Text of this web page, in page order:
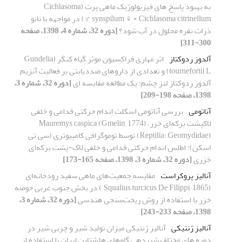
به بهبود پاسخ های فیزیولوژیک ماهی پرت (Cichlasoma
synspilum ♀ × Cichlasoma citrinellum ♂) در مواجهه با نانو
ذرات نقره محلول در آب شود؟
[دوره 32، شماره 4، 1398، صفحه
300-311]
آلدوز ردوکتاز
اثر مهاری فراکسیون موثر گیاه کنگر (Gundelia
tournefortii L) و تعدادی از داروهای ضددیابتی بر فعالیت آنزیم
آلدوز ردوکتاز لنز چشم: یک مطالعه مقایسه ای
[دوره 32، شماره 3،
1398، صفحه 198-209]
آناتومی بررسی آناتومی اسکلت اندام حرکتی قدامی و خلفی
لاکپشت برکه‌ای خزر، Mauremys caspica (Gmelin, 1774)
(Reptilia: Geomydidae) توسط توموگرافی کامپیوتری (سی تی
اسکن): اطلس اندام حرکتی قدامی و خلفی لاک-پشت برکه‌ای
خزری[دوره 32، شماره 3، 1398، صفحه 165-173]
آنالیز پروکراست مقایسه‌ جمعیت‌های ماهی سفید رودخانه‌ای
(Squalius turcicus De Filippi, 1865 ) در بخش جنوب غربی حوضه
خزر با استفاده از روش ریخت‌سنجی هندسی
[دوره 32، شماره 3،
1398، صفحه 233-243]
آنالیز ژنتیکی آنالیز ژنتیکی میزان تولید شیر و چربی شیر در